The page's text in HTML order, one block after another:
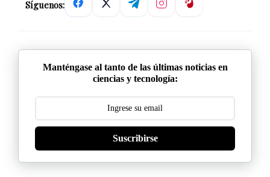
Síguenos:
Manténgase al tanto de las últimas noticias en
ciencias y tecnología:
Suscribirse